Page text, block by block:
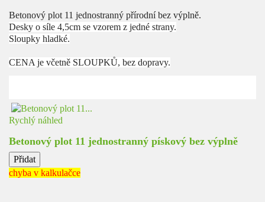
Betonový plot 11 jednostranný přírodní bez výplně.
Desky o síle 4,5cm se vzorem z jedné strany.
Sloupky hladké.
CENA je včetně SLOUPKŮ, bez dopravy.
Rychlý náhled
Betonový plot 11 jednostranný pískový bez výplně
Přidat
chyba v kalkulačce